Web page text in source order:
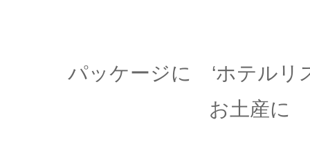
パッケージに ‘ホテルリ
お土産に